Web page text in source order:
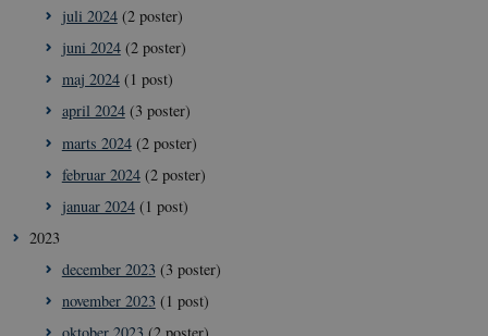
juli 2024(2 poster)
juni 2024(2 poster)
maj 2024(1 post)
april 2024(3 poster)
marts 2024(2 poster)
februar 2024(2 poster)
januar 2024(1 post)
2023
december 2023 (3 poster)
november 2023 (1 post)